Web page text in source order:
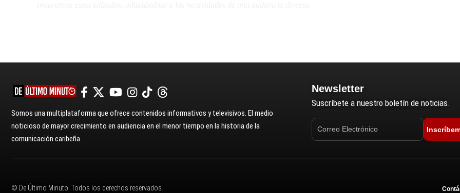
Somos una multiplataforma que ofrece contenidos informativos y televisivos. El medio
noticioso de mayor crecimiento en audiencia en el menor tiempo en la historia de la
comunicación caribeña.
Newsletter
Suscríbete a nuestro boletín de noticias.
© De Último Minuto. Todos los derechos reservados.